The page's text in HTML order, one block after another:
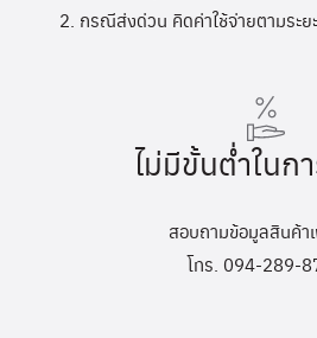
2. กรณีส่งด่วน คิดค่าใช้จ่ายตามระย
ไม่มีขั้นต่ำในก
สอบถามข้อมูลสินค้า
โทร. 094-289-